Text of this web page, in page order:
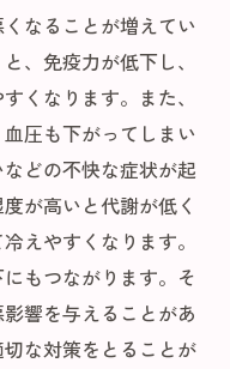
なることが増えてい
、免疫力が低下し、
くなります。また、
圧も下がってしまい
どの不快な症状が起
が高いと代謝が低く
えやすくなります。
もつながります。そ
響を与えることがあ
な対策をとることが